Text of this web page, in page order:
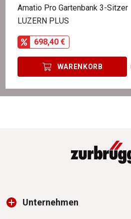
Amatio Pro Gartenbank 3-Sitzer
LUZERN PLUS
698,40 €
WARENKORB
Unternehmen